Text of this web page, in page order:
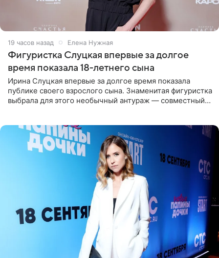
19 часов назад Елена Нужная
Фигуристка Слуцкая впервые за долгое
время показала 18-летнего сына
Ирина Слуцкая впервые за долгое время показала
публике своего взрослого сына. Знаменитая фигуристка
выбрала для этого необычный антураж — совместный